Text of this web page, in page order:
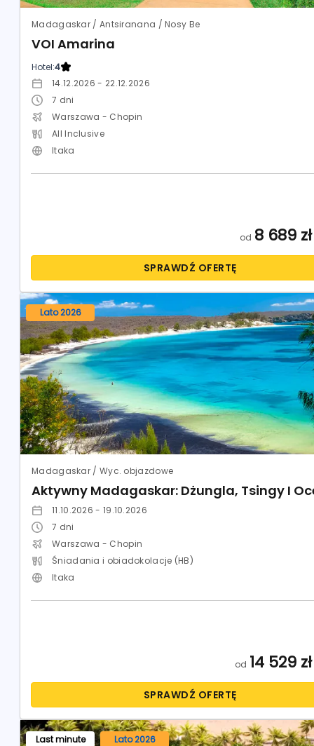
Madagaskar / Antsiranana / Nosy Be
VOI Amarina
Hotel:4
14.12.2026 - 22.12.2026
7 dni
Warszawa - Chopin
All Inclusive
Itaka
od 8 689 zł
SPRAWDŹ OFERTĘ
Lato 2026
Madagaskar / Wyc. objazdowe
Aktywny Madagaskar: Dżungla, Tsingy I
11.10.2026 - 19.10.2026
7 dni
Warszawa - Chopin
Śniadania i obiadokolacje (HB)
Itaka
od 14 529 zł
SPRAWDŹ OFERTĘ
Last minute Lato 2026